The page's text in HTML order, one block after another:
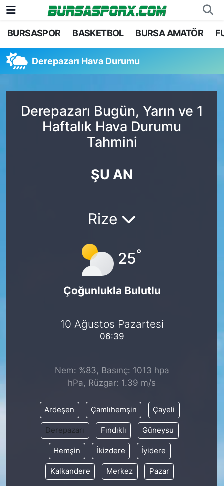
BURSASPOR BASKETBOL BURSA AMATÖR
Derepazarı Hava Durumu
Derepazarı Bugün, Yarın ve 1
Haftalık Hava Durumu
Tahmini
ŞU AN
Rize
25°
Çoğunlukla Bulutlu
10 Ağustos Pazartesi
06:39
Nem: %83, Basınç: 1013 hpa
hPa, Rüzgar: 1.39 m/s
Ardeşen Çamlıhemşin Çayeli
Derepazarı Fındıklı Güneysu
Hemşin İkizdere İyidere
Kalkandere Merkez Pazar
Bursaspor
Futbol
Basketbol
Bursa Amatör
Bursa Nöbetçi Eczaneler
Bursa Hava Durumu
Bursa Namaz Vakitleri
Bursa Trafik Yoğunluk Haritası
TFF 1.Lig Puan Durumu ve Fikstür